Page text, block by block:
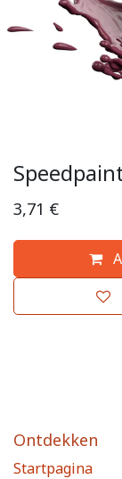
3,71 €
Ontdekken
Startpagina